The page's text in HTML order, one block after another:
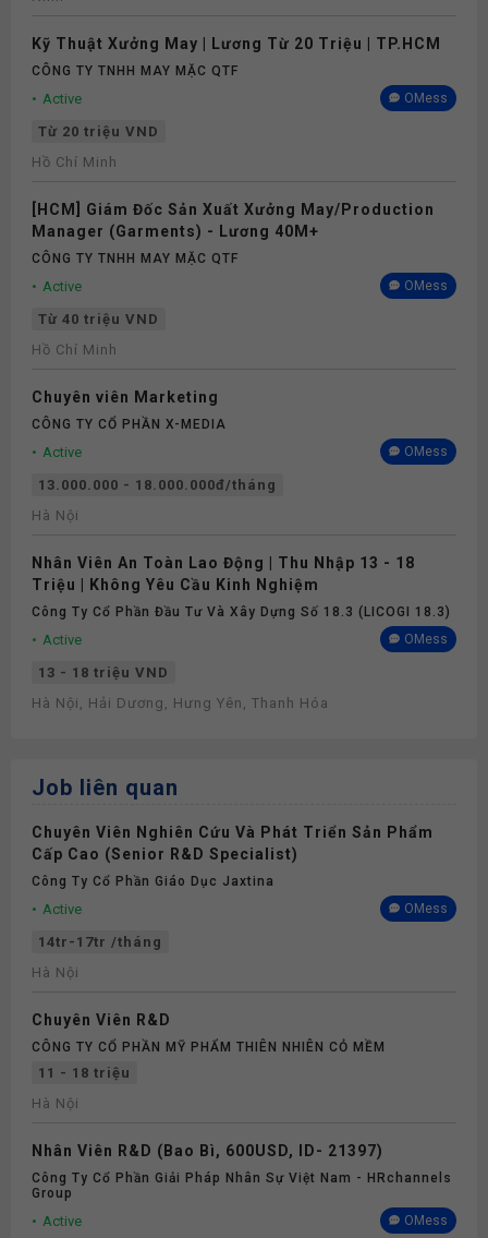
Kỹ Thuật Xưởng May | Lương Từ 20 Triệu | TP.HCM
CÔNG TY TNHH MAY MẶC QTF
Active OMess
Từ 20 triệu VND
Hồ Chí Minh
[HCM] Giám Đốc Sản Xuất Xưởng May/Production
Manager (Garments) - Lương 40M+
CÔNG TY TNHH MAY MẶC QTF
Active OMess
Từ 40 triệu VND
Hồ Chí Minh
Chuyên viên Marketing
CÔNG TY CỔ PHẦN X-MEDIA
Active OMess
13.000.000 - 18.000.000đ/tháng
Hà Nội
Nhân Viên An Toàn Lao Động | Thu Nhập 13 - 18
Triệu | Không Yêu Cầu Kinh Nghiệm
Công Ty Cổ Phần Đầu Tư Và Xây Dựng Số 18.3 (LICOGI 18.3)
Active OMess
13 - 18 triệu VND
Hà Nội, Hải Dương, Hưng Yên, Thanh Hóa
Job liên quan
Chuyên Viên Nghiên Cứu Và Phát Triển Sản Phẩm
Cấp Cao (Senior R&D Specialist)
Công Ty Cổ Phần Giáo Dục Jaxtina
Active OMess
14tr-17tr /tháng
Hà Nội
Chuyên Viên R&D
CÔNG TY CỔ PHẦN MỸ PHẨM THIÊN NHIÊN CỎ MỀM
11 - 18 triệu
Hà Nội
Nhân Viên R&D (Bao Bì, 600USD, ID- 21397)
Công Ty Cổ Phần Giải Pháp Nhân Sự Việt Nam - HRchannels
Group
Active OMess